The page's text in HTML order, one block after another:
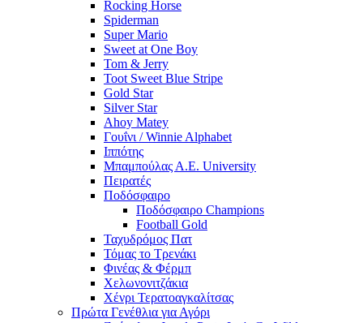
Rocking Horse
Spiderman
Super Mario
Sweet at One Boy
Tom & Jerry
Toot Sweet Blue Stripe
Gold Star
Silver Star
Ahoy Matey
Γουΐνι / Winnie Alphabet
Ιππότης
Μπαμπούλας Α.Ε. University
Πειρατές
Ποδόσφαιρο
Ποδόσφαιρο Champions
Football Gold
Ταχυδρόμος Πατ
Τόμας το Τρενάκι
Φινέας & Φέρμπ
Χελωνονιτζάκια
Χένρι Τερατοαγκαλίτσας
Πρώτα Γενέθλια για Αγόρι